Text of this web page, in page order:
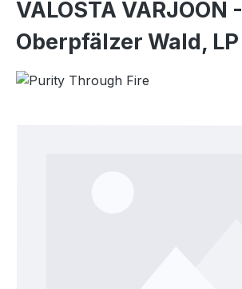
VALOSTA VARJOON -
Oberpfälzer Wald, LP